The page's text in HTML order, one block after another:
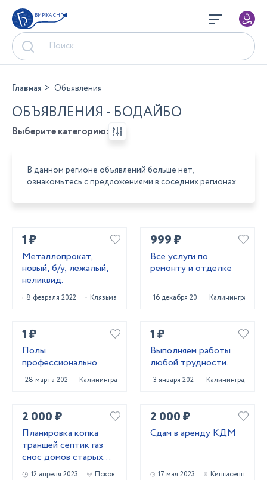
БИРЖА СНГ
Главная Объявления
ОБЪЯВЛЕНИЯ - БОДАЙБО
Выберите категорию:
В данном регионе объявлений больше нет,
ознакомьтесь с предложениями в соседних регионах
1 ₽
Металлопрокат,
новый, б/у, лежалый,
неликвид.
8 февраля 2022 Клязьма
999 ₽
Все услуги по
ремонту и отделке
16 декабря 2023 Калининград
1 ₽
Полы
профессионально
28 марта 2024 Калининград
1 ₽
Выполняем работы
любой трудности.
3 января 2025 Калининград
2 000 ₽
Планировка копка
траншей септик газ
снос домов старых
зданий
12 апреля 2023 Псков
2 000 ₽
Сдам в аренду КДМ
17 мая 2023 Кингисепп